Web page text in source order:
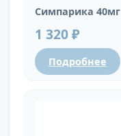
Симпарика 40мг
1 320 ₽
Подробнее